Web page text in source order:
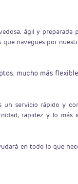
ágil y preparada
que navegues por
mucho más
un servicio rápido y
rapidez y lo
en todo lo que